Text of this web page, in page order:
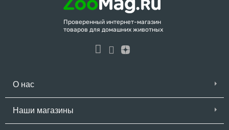
Проверенный интернет-магазин
товаров для домашних животных
О нас
Наши магазины